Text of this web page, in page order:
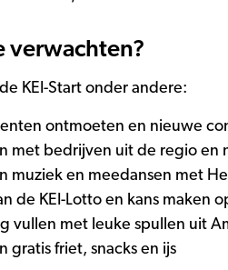
verwachten?
KEI-Start onder andere:
ontmoeten en nieuwe
met bedrijven uit de regio
muziek en meedansen met
de KEI-Lotto en kans maken
vullen met leuke spullen uit
gratis friet, snacks en ijs